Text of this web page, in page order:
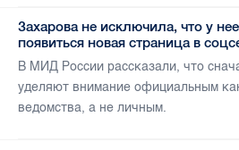
Захарова не исключила, что у
появиться новая страница в
В МИД России рассказали, что
уделяют внимание официальным
ведомства, а не личным.